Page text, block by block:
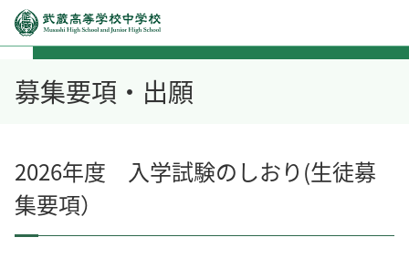
募集要項・出願
2026年度 入学試験のしおり(生徒募
集要項）